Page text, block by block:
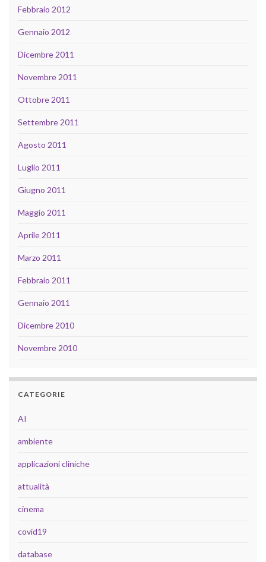
Febbraio 2012
Gennaio 2012
Dicembre 2011
Novembre 2011
Ottobre 2011
Settembre 2011
Agosto 2011
Luglio 2011
Giugno 2011
Maggio 2011
Aprile 2011
Marzo 2011
Febbraio 2011
Gennaio 2011
Dicembre 2010
Novembre 2010
CATEGORIE
AI
ambiente
applicazioni cliniche
attualità
cinema
covid19
database